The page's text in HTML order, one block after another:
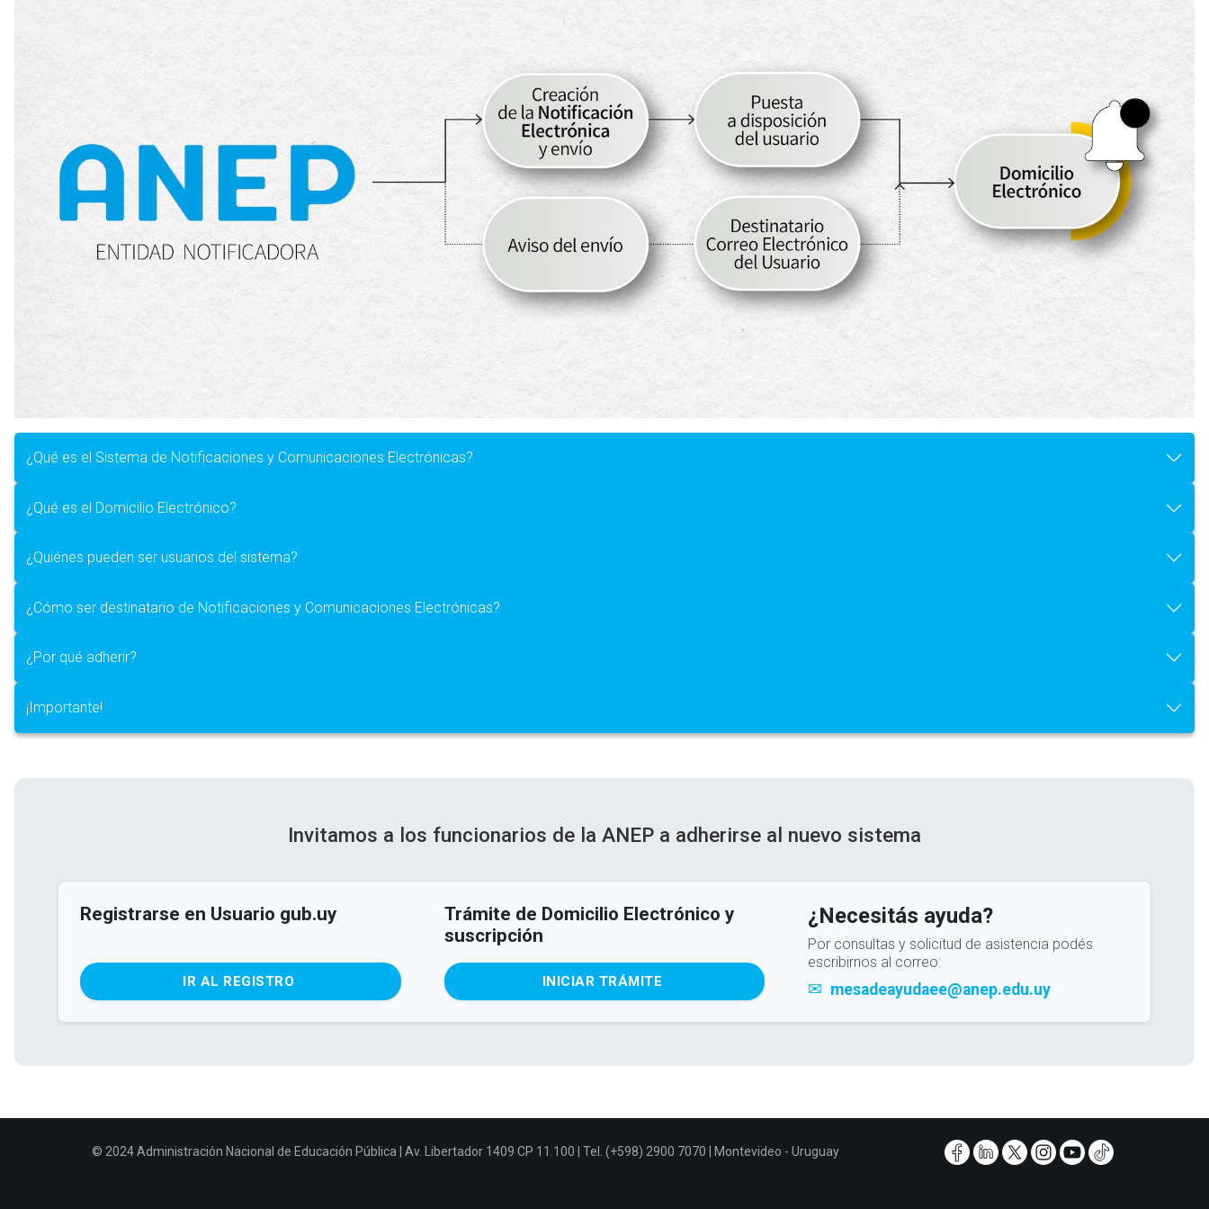
¿Qué es el Sistema de Notificaciones y Comunicaciones Electrónicas?
¿Qué es el Domicilio Electrónico?
¿Quiénes pueden ser usuarios del sistema?
¿Cómo ser destinatario de Notificaciones y Comunicaciones Electrónicas?
¿Por qué adherir?
¡Importante!
Invitamos a los funcionarios de la ANEP a adherirse al nuevo sistema
Registrarse en Usuario gub.uy
IR AL REGISTRO
Trámite de Domicilio Electrónico y
suscripción
INICIAR TRÁMITE
¿Necesitás ayuda?
Por consultas y solicitud de asistencia podés
escribirnos al correo:
✉ mesadeayudaee@anep.edu.uy
© 2024 Administración Nacional de Educación Pública | Av. Libertador 1409 CP 11.100 | Tel. (+598) 2900 7070 | Montevideo - Uruguay